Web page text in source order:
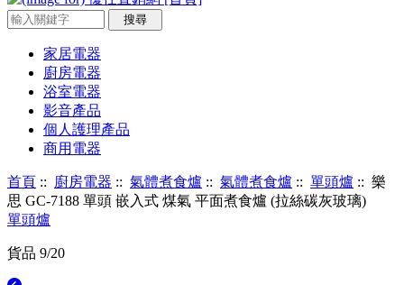
家居電器
廚房電器
浴室電器
影音產品
個人護理產品
商用電器
首頁 :: 廚房電器 :: 氣體煮食爐 :: 氣體煮食爐 :: 單頭爐 :: 樂
思 GC-7188 單頭 嵌入式 煤氣 平面煮食爐 (拉絲碳灰玻璃)
單頭爐
貨品 9/20